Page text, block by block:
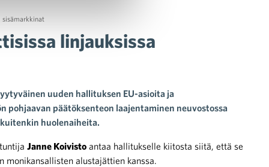
sisämarkkinat
linjauksissa
uuden hallituksen EU-asioita ja
päätöksenteon laajentaminen neuvostossa
huolenaiheita.
Janne Koivisto antaa hallitukselle kiitosta siitä, että se
alustajättien kanssa.